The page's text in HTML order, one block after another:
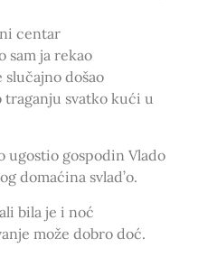
centar
sam ja rekao
došao
svatko kući u
ugostio gospodin Vlado
domaćina svlad’o.
bila je i noć
može dobro doć.